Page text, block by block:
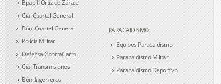
Bpac III Ortiz de Zárate
Cía. Cuartel General
Bón. Cuartel General
Policía Militar
Defensa ContraCarro
Cía. Transmisiones
Bón. Ingenieros
PARACAIDISMO
Equipos Paracaidismo
Paracaidismo Militar
Paracaidismo Deportivo